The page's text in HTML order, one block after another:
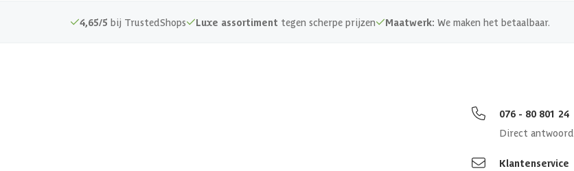
4,65/5 bij TrustedShops Luxe assortiment tegen scherpe prijzen Maatwerk: We maken het betaalbaar.
076 - 80 801 24
Direct antwoord
Klantenservice